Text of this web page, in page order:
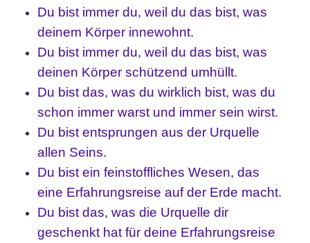
Du bist immer du, weil du das bist, was
deinem Körper innewohnt.
Du bist immer du, weil du das bist, was
deinen Körper schützend umhüllt.
Du bist das, was du wirklich bist, was du
schon immer warst und immer sein wirst.
Du bist entsprungen aus der Urquelle
allen Seins.
Du bist ein feinstoffliches Wesen, das
eine Erfahrungsreise auf der Erde macht.
Du bist das, was die Urquelle dir
geschenkt hat für deine Erfahrungsreise